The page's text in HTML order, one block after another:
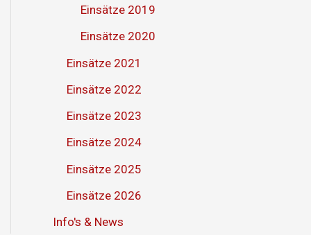
Einsätze 2019
Einsätze 2020
Einsätze 2021
Einsätze 2022
Einsätze 2023
Einsätze 2024
Einsätze 2025
Einsätze 2026
Info's & News